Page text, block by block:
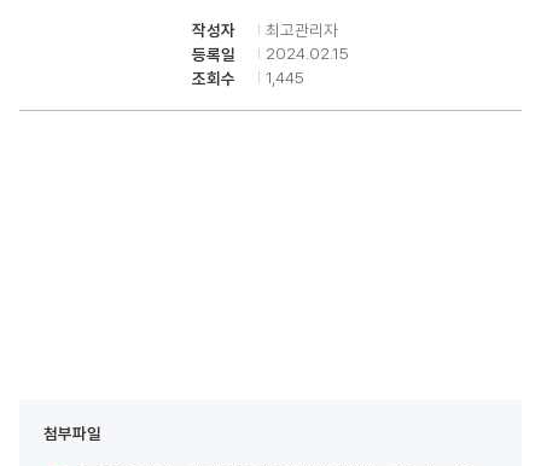
작성자
최고관리자
등록일
2024.02.15
조회수
1,445
첨부파일